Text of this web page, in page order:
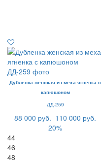
Дубленка женская из меха ягненка с
капюшоном
ДД-259
88 000 руб. 110 000 руб.
20%
44
46
48